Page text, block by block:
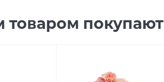
товаром покупают